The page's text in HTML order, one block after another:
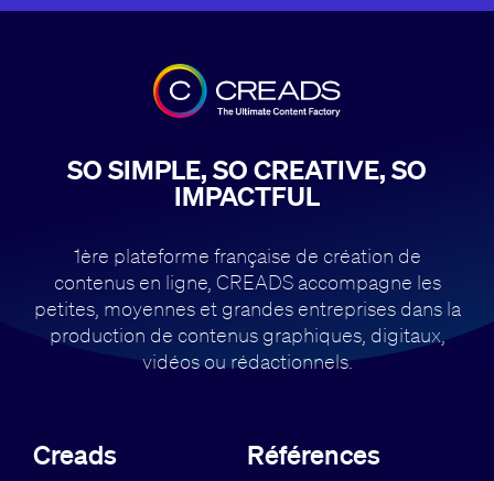
SO SIMPLE, SO CREATIVE, SO
IMPACTFUL
1ère plateforme française de création de
contenus en ligne, CREADS accompagne les
petites, moyennes et grandes entreprises dans la
production de contenus graphiques, digitaux,
vidéos ou rédactionnels.
Creads Références